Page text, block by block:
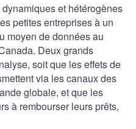
et hétérogènes
petites entreprises à un
moyen de données au
Deux grands
soit que les effets de
via les canaux des
globale, et que les
à rembourser leurs prêts,